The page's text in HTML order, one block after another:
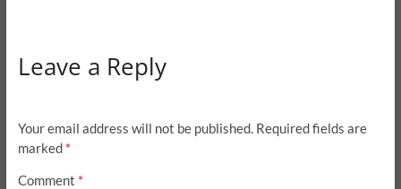
Leave a Reply
Your email address will not be published. Required fields are
marked *
Comment *